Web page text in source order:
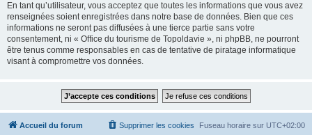
En tant qu’utilisateur, vous acceptez que toutes les informations que vous avez
renseignées soient enregistrées dans notre base de données. Bien que ces
informations ne seront pas diffusées à une tierce partie sans votre
consentement, ni « Office du tourisme de Topoldavie », ni phpBB, ne pourront
être tenus comme responsables en cas de tentative de piratage informatique
visant à compromettre vos données.
Accueil du forum Fuseau horaire sur UTC+02:00
Supprimer les cookies